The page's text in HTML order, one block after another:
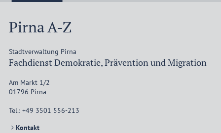
Pirna A-Z
Stadtverwaltung Pirna
Fachdienst Demokratie, Prävention und Migration
Am Markt 1/2
01796 Pirna
Tel.: +49 3501 556-213
Kontakt